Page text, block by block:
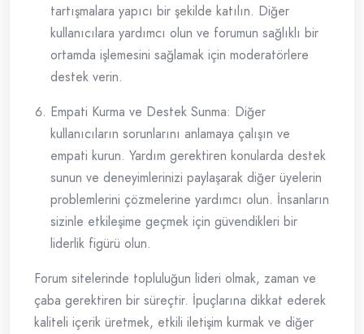
tartışmalara yapıcı bir şekilde katılın. Diğer
kullanıcılara yardımcı olun ve forumun sağlıklı bir
ortamda işlemesini sağlamak için moderatörlere
destek verin.
Empati Kurma ve Destek Sunma: Diğer
kullanıcıların sorunlarını anlamaya çalışın ve
empati kurun. Yardım gerektiren konularda destek
sunun ve deneyimlerinizi paylaşarak diğer üyelerin
problemlerini çözmelerine yardımcı olun. İnsanların
sizinle etkileşime geçmek için güvendikleri bir
liderlik figürü olun.
Forum sitelerinde topluluğun lideri olmak, zaman ve
çaba gerektiren bir süreçtir. İpuçlarına dikkat ederek
kaliteli içerik üretmek, etkili iletişim kurmak ve diğer